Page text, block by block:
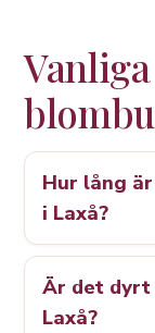
Hur lång
i Laxå?
Är det dyrt
Laxå?